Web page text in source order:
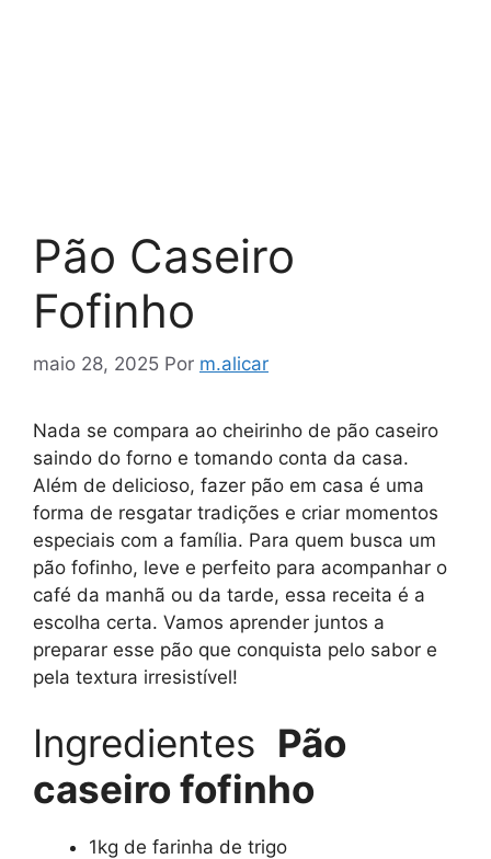
Pão Caseiro
Fofinho
maio 28, 2025 Por m.alicar
Nada se compara ao cheirinho de pão caseiro
saindo do forno e tomando conta da casa.
Além de delicioso, fazer pão em casa é uma
forma de resgatar tradições e criar momentos
especiais com a família. Para quem busca um
pão fofinho, leve e perfeito para acompanhar o
café da manhã ou da tarde, essa receita é a
escolha certa. Vamos aprender juntos a
preparar esse pão que conquista pelo sabor e
pela textura irresistível!
Ingredientes Pão
caseiro fofinho
1kg de farinha de trigo